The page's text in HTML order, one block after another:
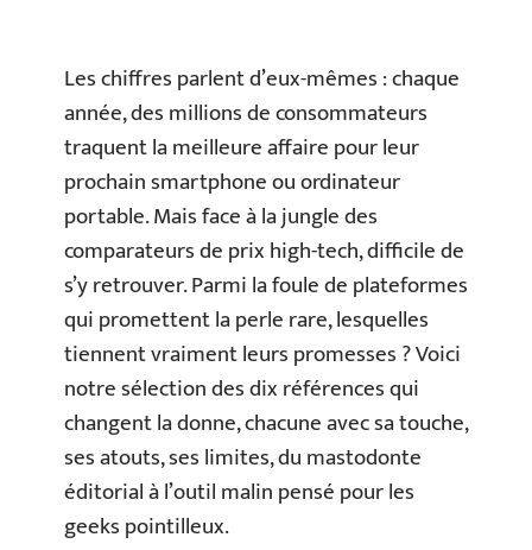
Les chiffres parlent d’eux-mêmes : chaque
année, des millions de consommateurs
traquent la meilleure affaire pour leur
prochain smartphone ou ordinateur
portable. Mais face à la jungle des
comparateurs de prix high-tech, difficile de
s’y retrouver. Parmi la foule de plateformes
qui promettent la perle rare, lesquelles
tiennent vraiment leurs promesses ? Voici
notre sélection des dix références qui
changent la donne, chacune avec sa touche,
ses atouts, ses limites, du mastodonte
éditorial à l’outil malin pensé pour les
geeks pointilleux.